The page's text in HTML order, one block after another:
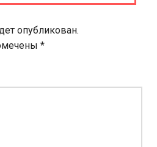
опубликован.
*